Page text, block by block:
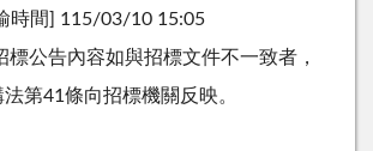
時間] 115/03/10 15:05
公告內容如與招標文件不一致者，
第41條向招標機關反映。